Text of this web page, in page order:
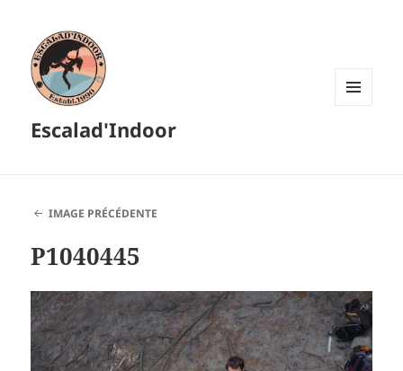
Escalad'Indoor
IMAGE PRÉCÉDENTE
P1040445